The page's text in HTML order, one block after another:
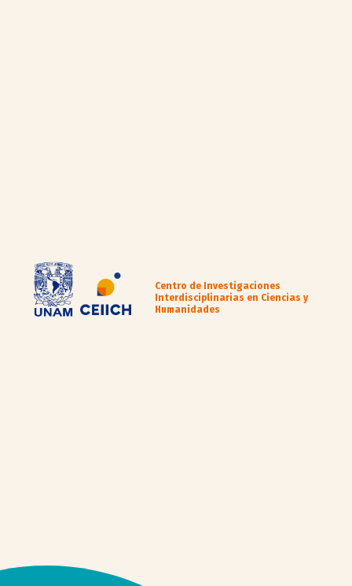
Centro de Investigaciones
Interdisciplinarias en Ciencias y
Humanidades